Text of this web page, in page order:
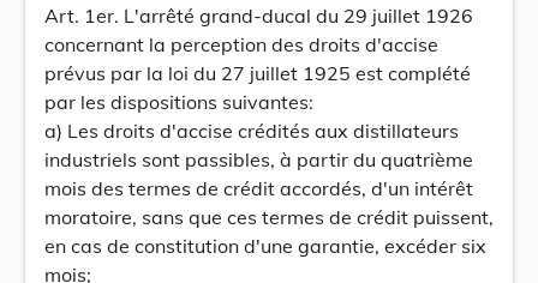
Art. 1er. L'arrêté grand-ducal du 29 juillet 1926
concernant la perception des droits d'accise
prévus par la loi du 27 juillet 1925 est complété
par les dispositions suivantes:
a) Les droits d'accise crédités aux distillateurs
industriels sont passibles, à partir du quatrième
mois des termes de crédit accordés, d'un intérêt
moratoire, sans que ces termes de crédit puissent,
en cas de constitution d'une garantie, excéder six
mois;